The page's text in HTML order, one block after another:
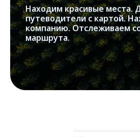
Находим красивые места.
путеводители с картой.
компанию. Отслеживаем
маршрута.